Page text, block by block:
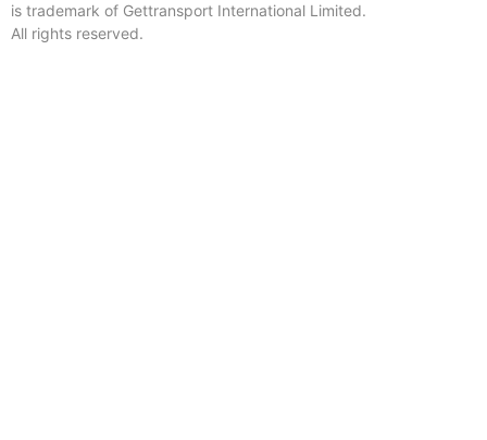
is trademark of Gettransport International Limited.
All rights reserved.